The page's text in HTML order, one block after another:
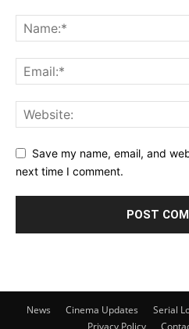
Save my name, email, and
next time I comment.
News Cinema Updates Serial
Privacy Policy